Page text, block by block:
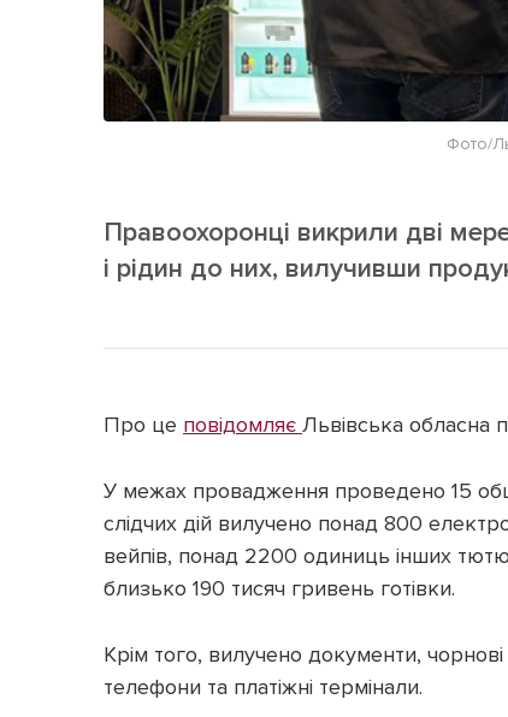
Фото/
Правоохоронці викрили дві
і рідин до них, вилучивши
Про це повідомляє Львівська обласна
У межах провадження проведено 15
слідчих дій вилучено понад 800
вейпів, понад 2200 одиниць інших
близько 190 тисяч гривень готівки.
Крім того, вилучено документи,
телефони та платіжні термінали.